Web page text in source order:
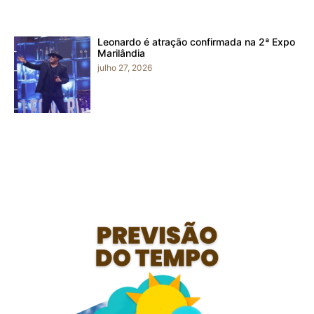
Leonardo é atração confirmada na 2ª Expo
Marilândia
julho 27, 2026